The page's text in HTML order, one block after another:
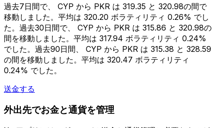
過去7日間で、 CYP から PKR は 319.35 と 320.98の間で
移動しました。平均は 320.20 ボラティリティ 0.26% でし
た。過去30日間で、 CYP から PKR は 315.86 と 320.98の
間を移動しました。平均は 317.94 ボラティリティ 0.24%
でした。過去90日間、 CYP から PKR は 315.38 と 328.59
の間を移動しました。平均は 320.47 ボラティリティ
0.24% でした。
送金する
外出先でお金と通貨を管理